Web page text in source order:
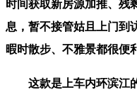
时间获取新房源加推、残
息，暂不接管姑且上门到
暇时散步、不雅景都很便
这款是上车内环滨江的